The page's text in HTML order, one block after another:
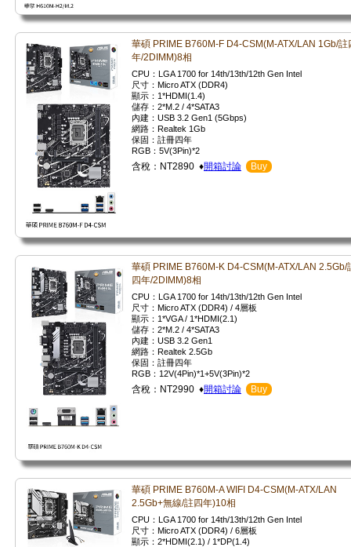
華碩 PRIME B760M-F D4-CSM(M-ATX/LAN 1Gb/註
年/2DIMM)8相
CPU：LGA 1700 for 14th/13th/12th Gen Intel
尺寸：Micro ATX (DDR4)
顯示：1*HDMI(1.4)
儲存：2*M.2 / 4*SATA3
內建：USB 3.2 Gen1 (5Gbps)
網路：Realtek 1Gb
保固：註冊四年
RGB：5V(3Pin)*2
含稅：NT2890 ♦開箱討論 Buy
華碩 PRIME B760M-K D4-CSM(M-ATX/LAN 2.5Gb/
四年/2DIMM)8相
CPU：LGA 1700 for 14th/13th/12th Gen Intel
尺寸：Micro ATX (DDR4) / 4層板
顯示：1*VGA / 1*HDMI(2.1)
儲存：2*M.2 / 4*SATA3
內建：USB 3.2 Gen1
網路：Realtek 2.5Gb
保固：註冊四年
RGB：12V(4Pin)*1+5V(3Pin)*2
含稅：NT2990 ♦開箱討論 Buy
華碩 PRIME B760M-A WIFI D4-CSM(M-ATX/LAN
2.5Gb+無線/註四年)10相
CPU：LGA 1700 for 14th/13th/12th Gen Intel
尺寸：Micro ATX (DDR4) / 6層板
顯示：2*HDMI(2.1) / 1*DP(1.4)